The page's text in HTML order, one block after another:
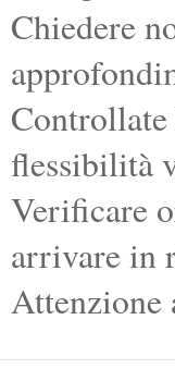
Chiedere
Controllate
flessibilità
Verificare
arrivare in
Attenzione